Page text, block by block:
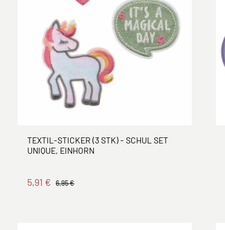
TEXTIL-STICKER (3 STK) - SCHUL SET
UNIQUE, EINHORN
5,91 € 6,95 €